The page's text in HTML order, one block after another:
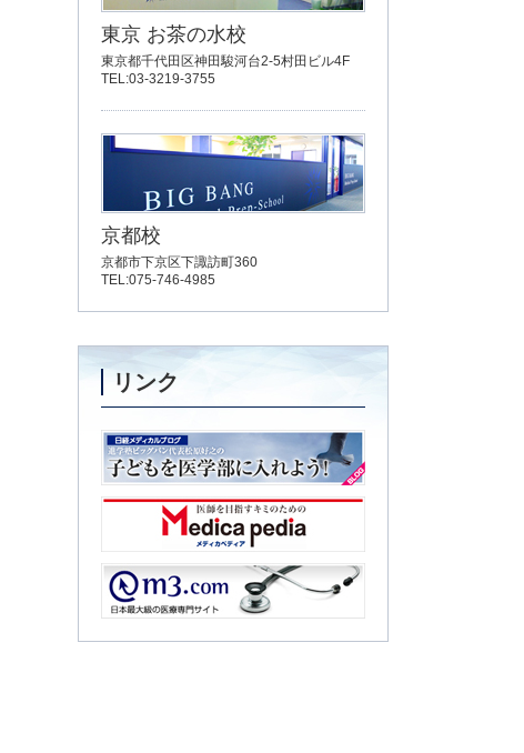
東京 お茶の水校
東京都千代田区神田駿河台2-5村田ビル4F
TEL:03-3219-3755
京都校
京都市下京区下諏訪町360
TEL:075-746-4985
リンク
子どもを医学部に入れよう！
Medica pedia